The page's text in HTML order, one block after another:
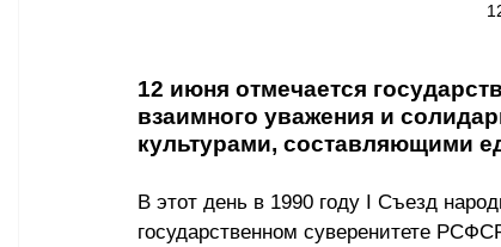
12 июня отмечается
взаимного уважения и
культурами, составляющими
В этот день в 1990 году I Съезд
государственном суверенитете